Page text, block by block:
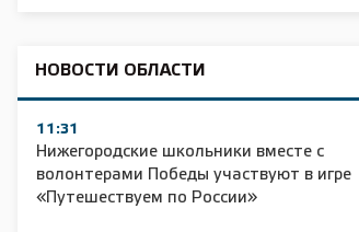
НОВОСТИ ОБЛАСТИ
11:31
Нижегородские школьники вместе с
волонтерами Победы участвуют в игре
«Путешествуем по России»